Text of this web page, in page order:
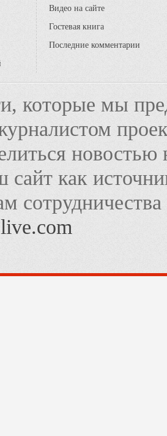
Видео на сайте
Гостевая книга
Последние комментарии
которые мы
сайт как